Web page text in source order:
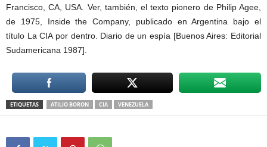
Francisco, CA, USA. Ver, también, el texto pionero de Philip Agee,
de 1975, Inside the Company, publicado en Argentina bajo el
título La CIA por dentro. Diario de un espía [Buenos Aires: Editorial
Sudamericana 1987].
ETIQUETAS ATILIO BORON CIA VENEZUELA